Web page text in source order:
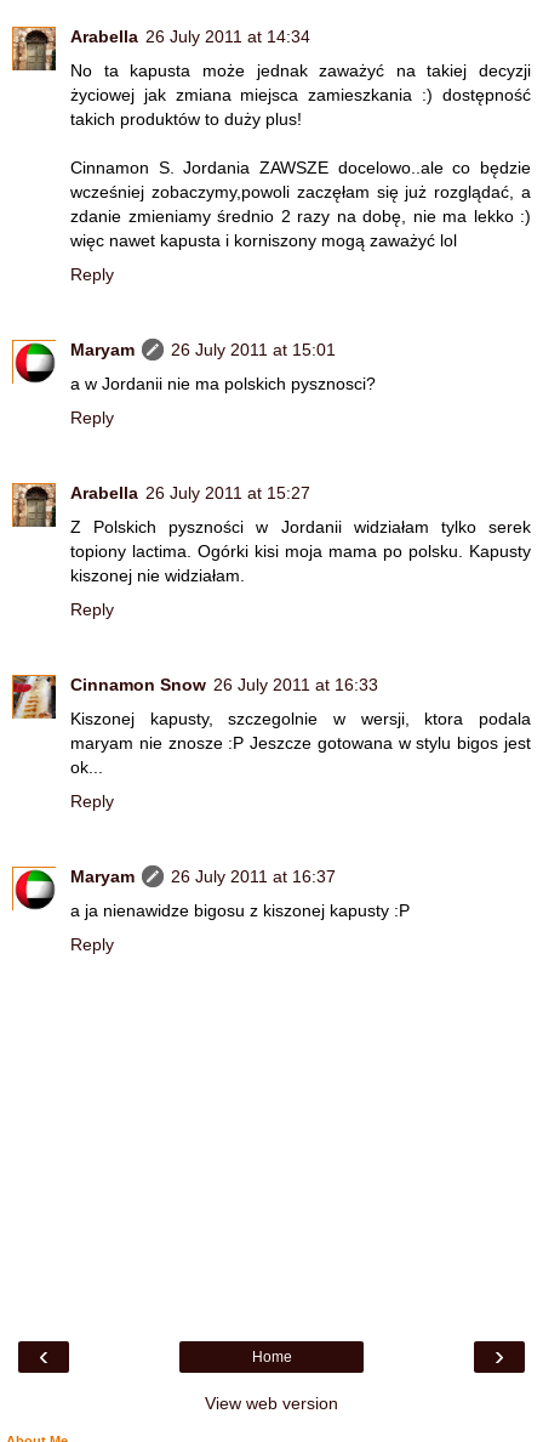
Arabella 26 July 2011 at 14:34
No ta kapusta może jednak zaważyć na takiej decyzji
życiowej jak zmiana miejsca zamieszkania :) dostępność
takich produktów to duży plus!
Cinnamon S. Jordania ZAWSZE docelowo..ale co będzie
wcześniej zobaczymy,powoli zaczęłam się już rozglądać, a
zdanie zmieniamy średnio 2 razy na dobę, nie ma lekko :)
więc nawet kapusta i korniszony mogą zaważyć lol
Reply
Maryam
26 July 2011 at 15:01
a w Jordanii nie ma polskich pysznosci?
Reply
Arabella 26 July 2011 at 15:27
Z Polskich pyszności w Jordanii widziałam tylko serek
topiony lactima. Ogórki kisi moja mama po polsku. Kapusty
kiszonej nie widziałam.
Reply
Cinnamon Snow 26 July 2011 at 16:33
Kiszonej kapusty, szczegolnie w wersji, ktora podala
maryam nie znosze :P Jeszcze gotowana w stylu bigos jest
ok...
Reply
Maryam
26 July 2011 at 16:37
a ja nienawidze bigosu z kiszonej kapusty :P
Reply
‹ ›
Home
View web version